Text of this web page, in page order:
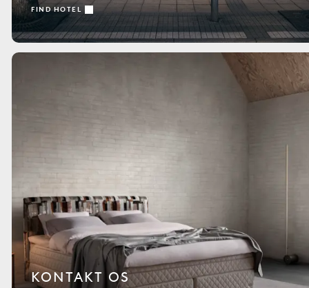
FIND HOTEL
KONTAKT OS